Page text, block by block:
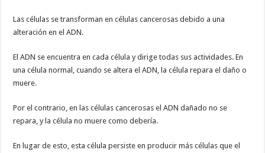
Las células se transforman en células cancerosas debido a una
alteración en el ADN.
El ADN se encuentra en cada célula y dirige todas sus actividades. En
una célula normal, cuando se altera el ADN, la célula repara el daño o
muere.
Por el contrario, en las células cancerosas el ADN dañado no se
repara, y la célula no muere como debería.
En lugar de esto, esta célula persiste en producir más células que el